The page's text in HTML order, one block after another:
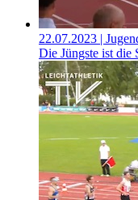
22.07.2023 |
Die Jüngste ist die